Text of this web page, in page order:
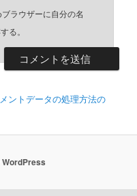
ラウザーに自分の名
る。
ントデータの処理方法の